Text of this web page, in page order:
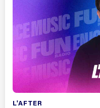
L'AFTER